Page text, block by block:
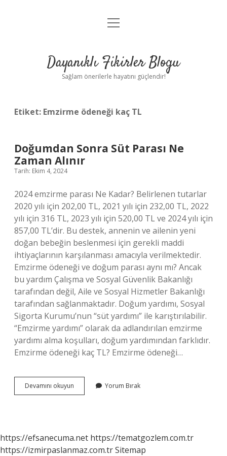
Anasayfa
Yasal Uyarı
menüyü
Dayanıklı Fikirler Blogu
Sağlam önerilerle hayatını güçlendir!
Etiket: Emzirme ödeneği kaç TL
Doğumdan Sonra Süt Parası Ne
Zaman Alınır
Tarih: Ekim 4, 2024
2024 emzirme parası Ne Kadar? Belirlenen tutarlar
2020 yılı için 202,00 TL, 2021 yılı için 232,00 TL, 2022
yılı için 316 TL, 2023 yılı için 520,00 TL ve 2024 yılı için
857,00 TL’dir. Bu destek, annenin ve ailenin yeni
doğan bebeğin beslenmesi için gerekli maddi
ihtiyaçlarının karşılanması amacıyla verilmektedir.
Emzirme ödeneği ve doğum parası aynı mı? Ancak
bu yardım Çalışma ve Sosyal Güvenlik Bakanlığı
tarafından değil, Aile ve Sosyal Hizmetler Bakanlığı
tarafından sağlanmaktadır. Doğum yardımı, Sosyal
Sigorta Kurumu’nun “süt yardımı” ile karıştırılabilir.
“Emzirme yardımı” olarak da adlandırılan emzirme
yardımı alma koşulları, doğum yardımından farklıdır.
Emzirme ödeneği kaç TL? Emzirme ödeneği…
Devamını okuyun Doğumdan
Sonra
Alınır
Yorum Bırak
https://efsanecuma.net https://tematgozlem.com.tr
https://izmirpaslanmaz.com.trSitemap